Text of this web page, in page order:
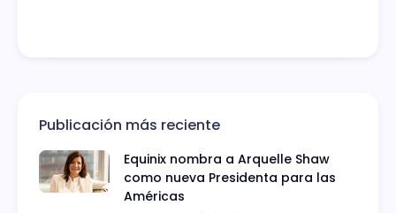
Publicación más reciente
Equinix nombra a Arquelle Shaw
como nueva Presidenta para las
Américas